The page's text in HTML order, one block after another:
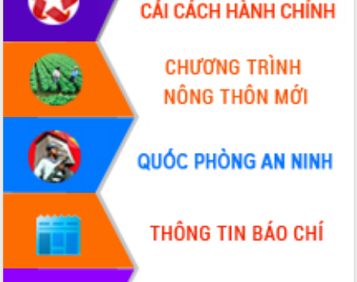
Hội thảo khoa học “Giải pháp thúc đẩy
phát triển nền kinh tế xanh tại tỉnh
Đắk Lắk”
Tăng cường giám sát, đôn đốc thực
hiện nhiệm vụ quản lý tài sản công
hàng tuần
Tháo gỡ những vướng mắc, đẩy mạnh
công tác cải cách thủ tục hành chính
tại Trung tâm Phục vụ hành chính
công tỉnh
Đắk Lắk: Tôn vinh 46 giải pháp tại Hội
thi Sáng tạo Kỹ thuật 2024 - 2025
Đắk Lắk rà soát, điều chỉnh Đề án 190
về phát triển nuôi trồng thủy sản
Phó Chủ tịch UBND tỉnh Đắk Lắk
Trương Công Thái kiểm tra thực địa